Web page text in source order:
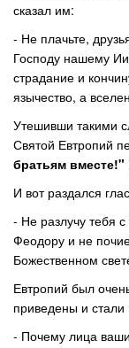
сказал им:
- Не плачьте,
Господу нашему
страдание и
язычество, а
Утешивши такими
Святой Евтропий
братьям вместе!"
И вот раздался
- Не разлучу тебя
Феодору и не
Божественном
Евтропий был
приведены и
- Почему лица